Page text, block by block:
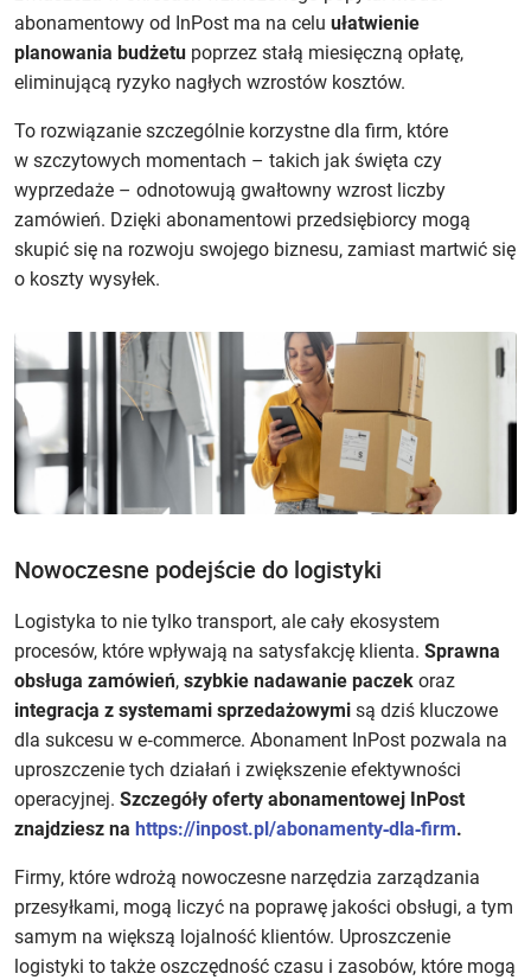
abonamentowy od InPost ma na celu ułatwienie
planowania budżetu poprzez stałą miesięczną opłatę,
eliminującą ryzyko nagłych wzrostów kosztów.
To rozwiązanie szczególnie korzystne dla firm, które
w szczytowych momentach – takich jak święta czy
wyprzedaże – odnotowują gwałtowny wzrost liczby
zamówień. Dzięki abonamentowi przedsiębiorcy mogą
skupić się na rozwoju swojego biznesu, zamiast martwić się
o koszty wysyłek.
Nowoczesne podejście do logistyki
Logistyka to nie tylko transport, ale cały ekosystem
procesów, które wpływają na satysfakcję klienta. Sprawna
obsługa zamówień, szybkie nadawanie paczek oraz
integracja z systemami sprzedażowymi są dziś kluczowe
dla sukcesu w e‑commerce. Abonament InPost pozwala na
uproszczenie tych działań i zwiększenie efektywności
operacyjnej. Szczegóły oferty abonamentowej InPost
znajdziesz na https://inpost.pl/abonamenty‑dla‑firm.
Firmy, które wdrożą nowoczesne narzędzia zarządzania
przesyłkami, mogą liczyć na poprawę jakości obsługi, a tym
samym na większą lojalność klientów. Uproszczenie
logistyki to także oszczędność czasu i zasobów, które mogą